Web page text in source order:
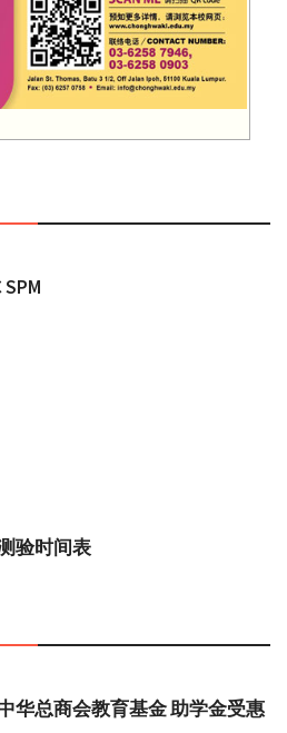
验时间表
华总商会教育基金 助学金受惠